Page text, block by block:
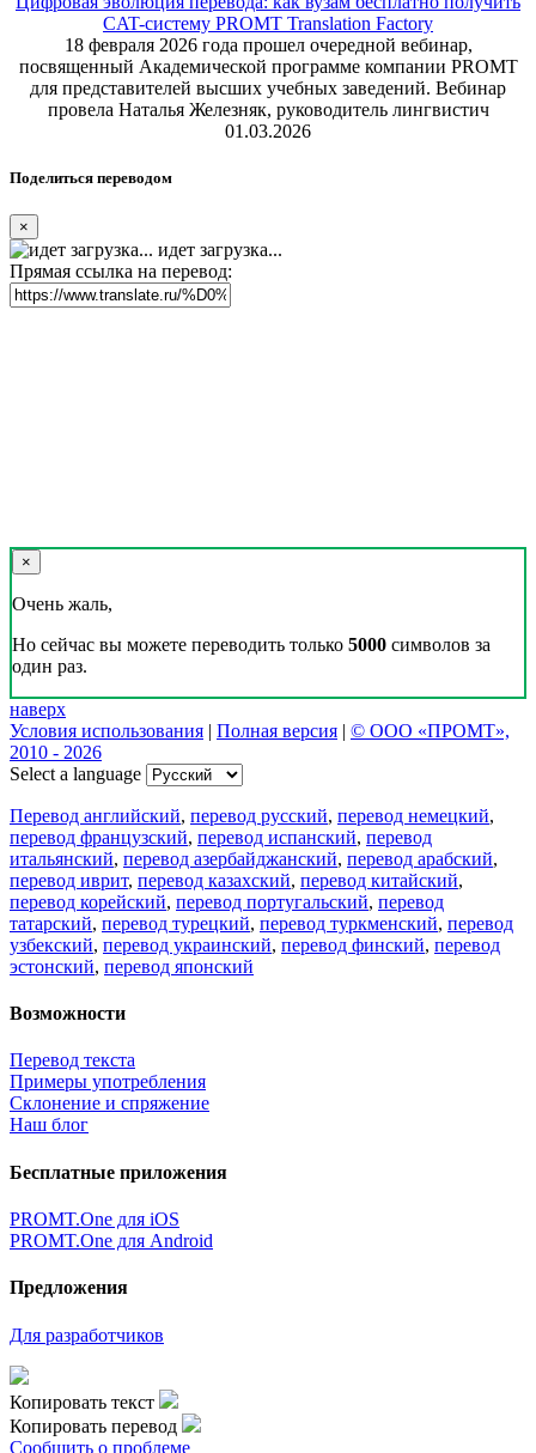
Цифровая эволюция перевода: как вузам бесплатно получить
CAT-систему PROMT Translation Factory
18 февраля 2026 года прошел очередной вебинар,
посвященный Академической программе компании PROMT
для представителей высших учебных заведений. Вебинар
провела Наталья Железняк, руководитель лингвистич
01.03.2026
Поделиться переводом
×
идет загрузка...
×
Но сейчас вы можете переводить только
один раз.
наверх
Условия использования